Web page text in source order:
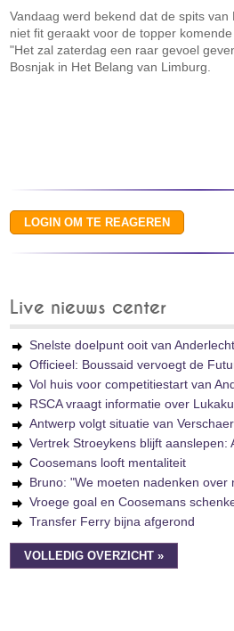
Vandaag werd bekend dat de spits
niet fit geraakt voor de topper
"Het zal zaterdag een raar gevoel
Bosnjak in Het Belang van Limburg.
Live nieuws center
Snelste doelpunt ooit van Anderlecht
Officieel: Boussaid vervoegt de
Vol huis voor competitiestart van
RSCA vraagt informatie over Lukaku
Antwerp volgt situatie van
Vertrek Stroeykens blijft aanslepen:
Coosemans looft mentaliteit
Bruno: "We moeten nadenken over
Vroege goal en Coosemans
Transfer Ferry bijna afgerond
VOLLEDIG OVERZICHT »